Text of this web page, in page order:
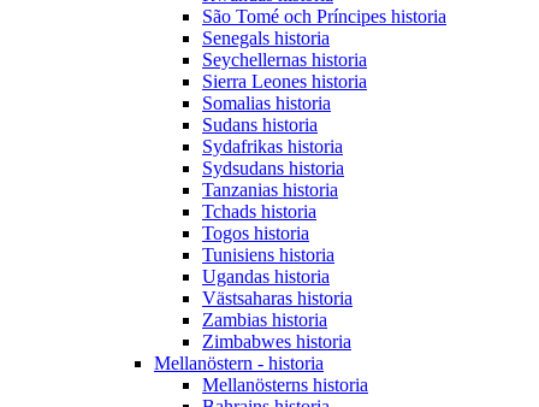
São Tomé och Príncipes historia
Senegals historia
Seychellernas historia
Sierra Leones historia
Somalias historia
Sudans historia
Sydafrikas historia
Sydsudans historia
Tanzanias historia
Tchads historia
Togos historia
Tunisiens historia
Ugandas historia
Västsaharas historia
Zambias historia
Zimbabwes historia
Mellanöstern - historia
Mellanösterns historia